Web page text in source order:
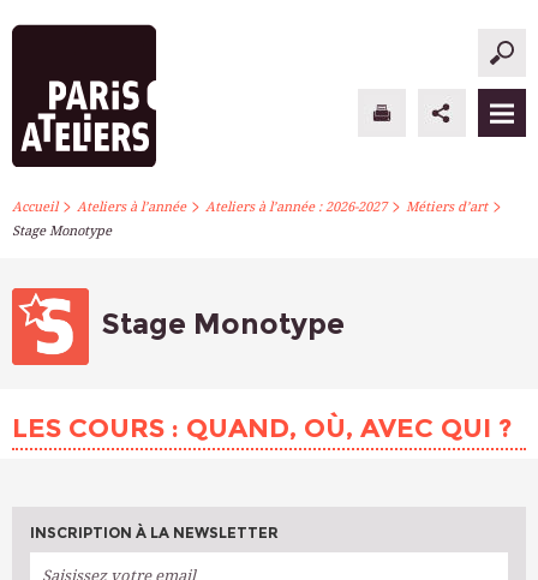
PARIS ATELIERS
ATELIERS À L’ANNÉE
INFOS PRATIQUES
Accueil> Ateliers à l’année> Ateliers à l’année : 2026-2027> Métiers d’art>
Stage Monotype
Stage Monotype
LES COURS : QUAND, OÙ, AVEC QUI ?
INSCRIPTION À LA NEWSLETTER